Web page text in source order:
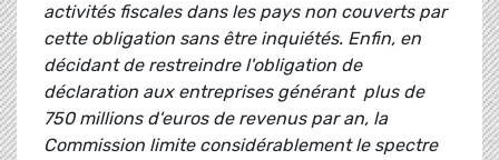
activités fiscales dans les pays non couverts par
cette obligation sans être inquiétés. Enfin, en
décidant de restreindre l'obligation de
déclaration aux entreprises générant plus de
750 millions d'euros de revenus par an, la
Commission limite considérablement le spectre